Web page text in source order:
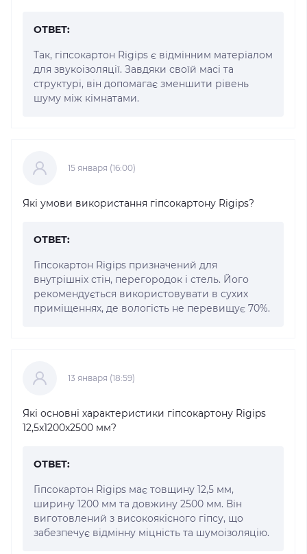
ОТВЕТ:
Так, гіпсокартон Rigips є відмінним матеріалом
для звукоізоляції. Завдяки своїй масі та
структурі, він допомагає зменшити рівень
шуму між кімнатами.
15 января (16:00)
Які умови використання гіпсокартону Rigips?
ОТВЕТ:
Гіпсокартон Rigips призначений для
внутрішніх стін, перегородок і стель. Його
рекомендується використовувати в сухих
приміщеннях, де вологість не перевищує 70%.
13 января (18:59)
Які основні характеристики гіпсокартону Rigips
12,5x1200x2500 мм?
ОТВЕТ:
Гіпсокартон Rigips має товщину 12,5 мм,
ширину 1200 мм та довжину 2500 мм. Він
виготовлений з високоякісного гіпсу, що
забезпечує відмінну міцність та шумоізоляцію.